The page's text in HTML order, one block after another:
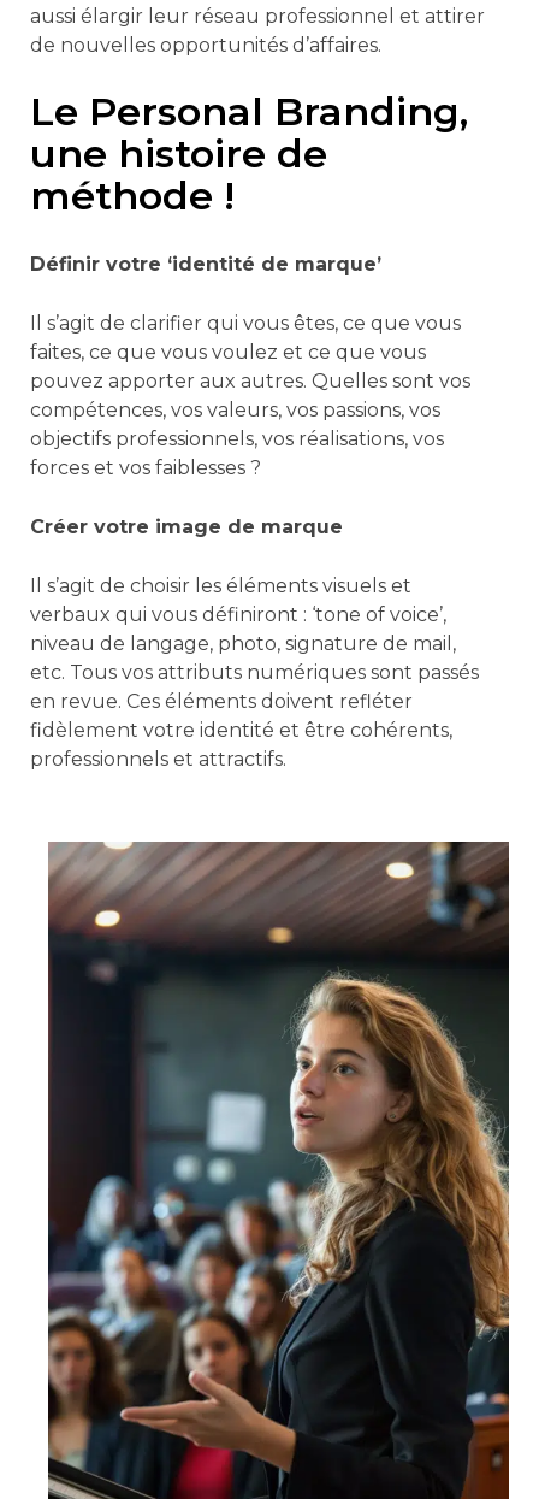
aussi élargir leur réseau professionnel et attirer
de nouvelles opportunités d’affaires.
Le Personal Branding,
une histoire de
méthode !
Définir votre ‘identité de marque’
Il s’agit de clarifier qui vous êtes, ce que vous
faites, ce que vous voulez et ce que vous
pouvez apporter aux autres. Quelles sont vos
compétences, vos valeurs, vos passions, vos
objectifs professionnels, vos réalisations, vos
forces et vos faiblesses ?
Créer votre image de marque
Il s’agit de choisir les éléments visuels et
verbaux qui vous définiront : ‘tone of voice’,
niveau de langage, photo, signature de mail,
etc. Tous vos attributs numériques sont passés
en revue. Ces éléments doivent refléter
fidèlement votre identité et être cohérents,
professionnels et attractifs.